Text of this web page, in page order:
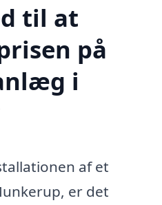
til at
på
i
af et
er det